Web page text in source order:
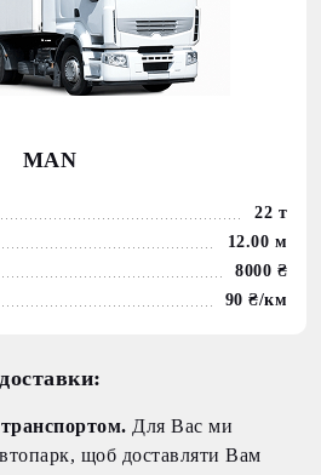
MAN
22 т
12.00 м
8000 ₴
90 ₴/км
Для Вас ми
щоб доставляти Вам